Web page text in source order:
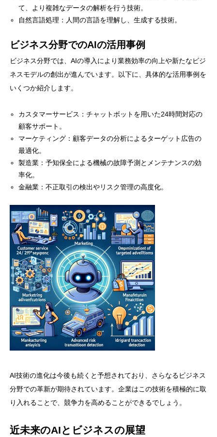
て、より複雑なデータの解析を行う技術。
自然言語処理：人間の言語を理解し、生成する技術。
ビジネス分野でのAIの活用事例
ビジネス分野では、AIの導入により業務効率の向上や新たなビジ
ネスモデルの創出が進んでいます。以下に、具体的な活用事例を
いくつか紹介します。
カスタマーサービス：チャットボットを用いた24時間対応の
顧客サポート。
マーケティング：顧客データの分析によるターゲット広告の
最適化。
製造業：予知保全による機械の故障予測とメンテナンスの効
率化。
金融業：不正取引の検出やリスク管理の高度化。
AI技術の進化は今後も続くと予想されており、さらなるビジネス
分野での革新が期待されています。企業はこの技術を積極的に取
り入れることで、競争力を高めることができるでしょう。
近未来のAIとビジネスの展望